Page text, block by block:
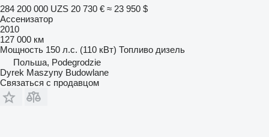
284 200 000 UZS 20 730 € ≈ 23 950 $
Ассенизатор
2010
127 000 км
Мощность 150 л.с. (110 кВт) Топливо дизель
Польша, Podegrodzie
Dyrek Maszyny Budowlane
Связаться с продавцом